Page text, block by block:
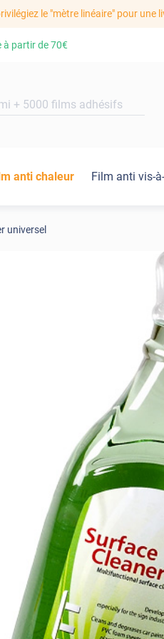
le "mètre linéaire" pour une
à partir de70€
anti chaleur Film anti vis-
universel